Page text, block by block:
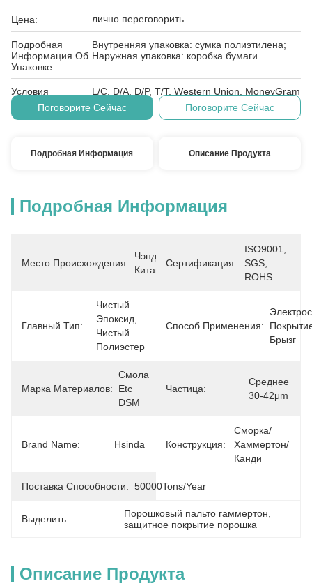
Цена: лично переговорить
Подробная
Информация Об
Упаковке:
Внутренняя упаковка: сумка полиэтилена;
Наружная упаковка: коробка бумаги
Условия
Оплаты:
L/C, D/A, D/P, T/T, Western Union, MoneyGram
Поговорите Сейчас
Поговорите Сейчас
Подробная Информация Описание Продукта
Подробная Информация
Место Происхождения:
Чэнду,
Китай
Сертификация:
ISO9001;
SGS;
ROHS
Главный Тип:
Чистый
Эпоксид,
Чистый
Полиэстер
Способ Применения:
Брызг
Марка Материалов:
Смола
Etc
DSM
Частица:
Среднее
30-42μm
Brand Name: Hsinda Конструкция:
Сморка/
Хаммертон/
Канди
Поставка Способности: 50000Tons/Year
Выделить: Порошковый пальто гаммертон
защитное покрытие порошка
Описание Продукта